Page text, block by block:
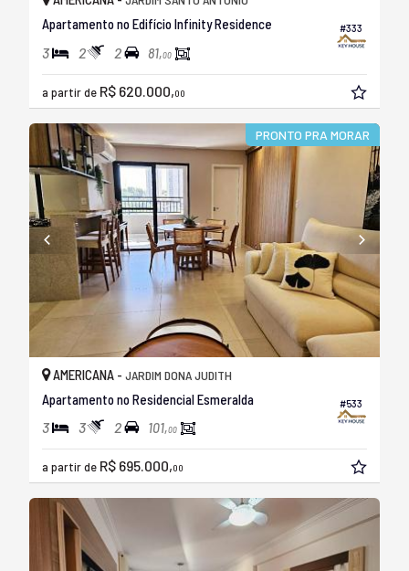
#333
Apartamento no Edifício Infinity Residence
3 2 2 81,00
a partir de R$ 620.000,00
PRONTO PRA MORAR
#533
AMERICANA - JARDIM DONA JUDITH
Apartamento no Residencial Esmeralda
3 3 2 101,00
a partir de R$ 695.000,00